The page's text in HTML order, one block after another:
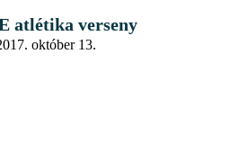
atlétika verseny
október 13.